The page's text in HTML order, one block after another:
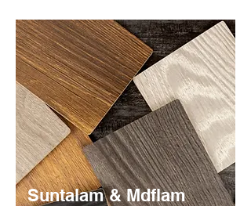
Suntalam & Mdflam